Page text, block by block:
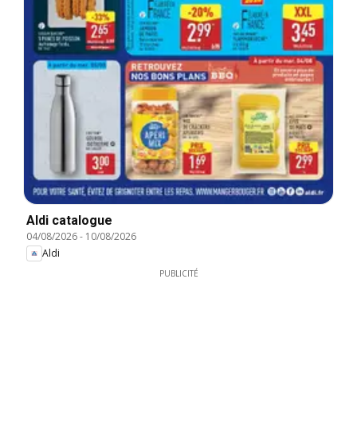
Aldi catalogue
04/08/2026- 10/08/2026
Aldi
PUBLICITÉ